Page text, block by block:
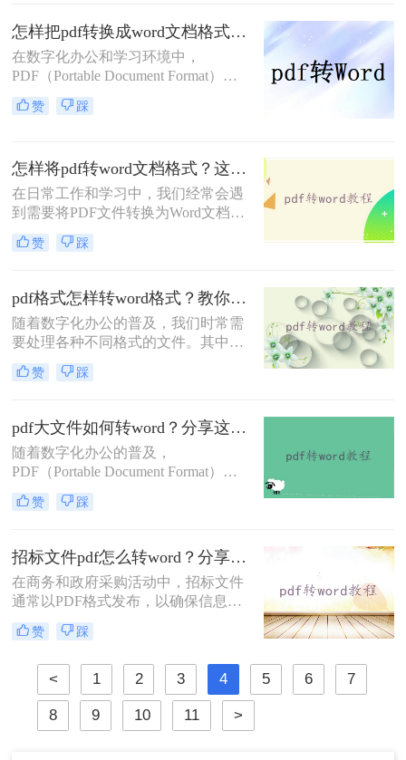
这对于预算有限的用户来说可能是一
个不小的障碍。幸运的是，还有一些
免费且高效的方法可以帮助我们实现
PDF到Word的转换。那么如何不花钱
将pdf转word呢？本文将详细介绍几种
不花钱将PDF转换为Word文档的实用
怎样把pdf转换成word文档格式？这三种方法帮你轻松解决！
在数字化办公和学习环境中，
PDF（Portable Document Format）因
其跨平台兼容性和内容稳定性而广受
欢迎。然而，当需要编辑或修改PDF
个常见的需求。那么怎样把pdf转换成
word文档格式呢？本文将详细介绍几
种高效将PDF转换为Word文档的方
赞 踩
怎样将pdf转word文档格式？这4个方法让你轻松掌握!
在日常工作和学习中，我们经常会遇
到需要将PDF文件转换为Word文档格
式的情况，以便进行编辑、修改或进
一步处理。PDF文件虽然具有良好的
意修改的特点，但在需要频繁编辑或
调整文档内容时，Word文档则显得更
为灵活和方便。那么怎样将pdf转word
文档格式呢？以下将介绍四种将PDF
转换为Word文档格式的方法，帮助您
轻松应对各种需求。
赞 踩
pdf格式怎样转word格式？教你4种简单快速的方法！
随着数字化办公的普及，我们时常需
要处理各种不同格式的文件。其中，
PDF（便携式文档格式）因其能在任
何设备上保持一致的版面而广受欢
通常更为便捷。因此，掌握将PDF文
件转换为Word文档的方法，对于提高
工作效率至关重要。那么pdf格式怎样
转word格式呢？本文将详细介绍几种
将PDF转换为Word的有效方法。
赞 踩
pdf大文件如何转word？分享这三种方法！
随着数字化办公的普及，
PDF（Portable Document Format）和
Word文档已成为我们日常工作中不可
或缺的文件格式。然而，在处理大型
为Word格式以便进行编辑和修改。那
么pdf大文件如何转word呢？本文将详
细介绍几种将PDF大文件转换为Word
文档的方法，帮助您更高效地完成工
作。
赞 踩
招标文件pdf怎么转word？分享二个高效方法！
在商务和政府采购活动中，招标文件
通常以PDF格式发布，以确保信息的
完整性和安全性。然而，对于需要编
辑、修改或重新排版招标文件的用户
因此，将招标文件从PDF转换为Word
格式成为了一个常见的需求。本文将
为您详细介绍招标文件pdf怎么转word
的几种高效方法。
赞 踩
< 1 2 3 4 5 6 7
8 9 10 11 >